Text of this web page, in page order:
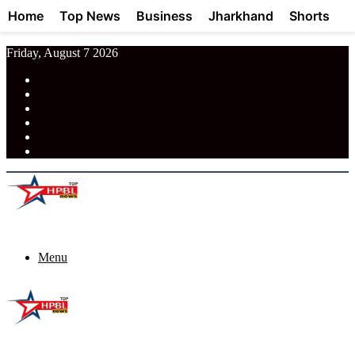
Friday, August 7 2026
Menu
Home Top News Business Jharkhand Shorts